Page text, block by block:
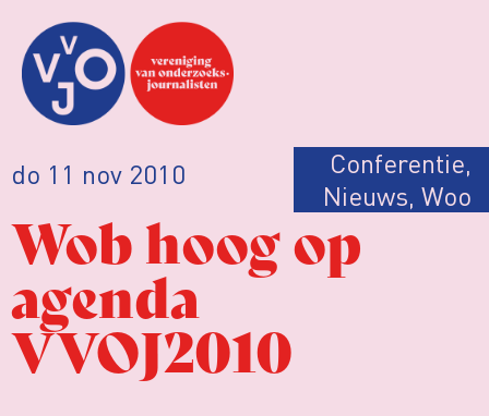
do 11 nov 2010 Conferentie,
Nieuws, Woo
Wob hoog op
agenda
VVOJ2010